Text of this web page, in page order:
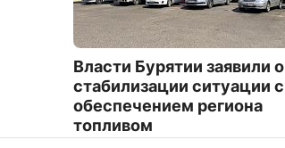
Власти Бурятии заявили о
стабилизации ситуации с
обеспечением региона
топливом